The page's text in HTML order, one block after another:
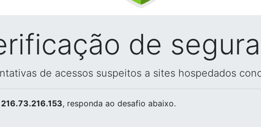
de
de acessos suspeitos a sites hospedados
216.73.216.153, responda ao desafio abaixo.